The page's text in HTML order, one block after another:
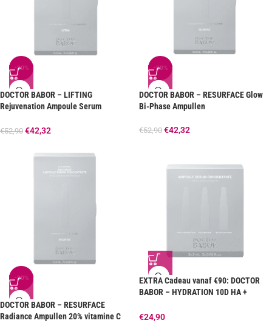
-20%
DOCTOR BABOR – LIFTING
Rejuvenation Ampoule Serum
€52,90 €42,32
-20%
DOCTOR BABOR – RESURFACE Glow
Bi-Phase Ampullen
€52,90 €42,32
-20%
DOCTOR BABOR – RESURFACE
Radiance Ampullen 20% vitamine C
EXTRA Cadeau vanaf €90: DOCTOR
BABOR – HYDRATION 10D HA +
MINI
€24,90